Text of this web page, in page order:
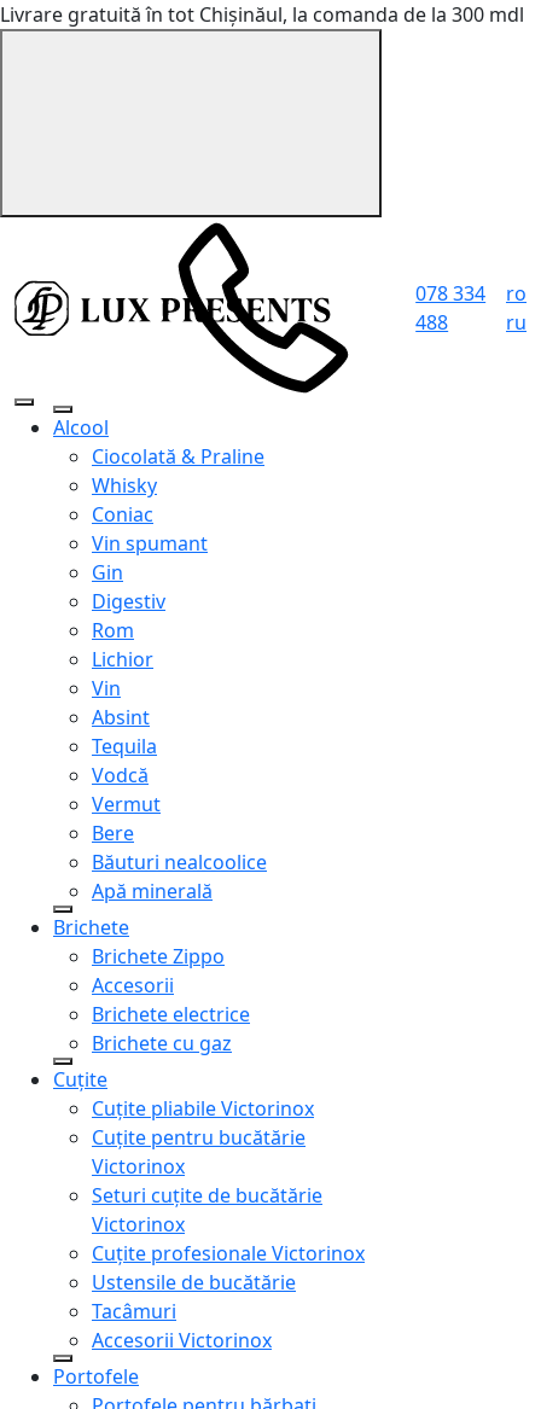
Livrare gratuită în tot Chișinăul, la comanda de la 300 mdl
078 334
488
ro
ru
Alcool
Ciocolată & Praline
Whisky
Coniac
Vin spumant
Gin
Digestiv
Rom
Lichior
Vin
Absint
Tequila
Vodcă
Vermut
Bere
Băuturi nealcoolice
Apă minerală
Brichete
Brichete Zippo
Accesorii
Brichete electrice
Brichete cu gaz
Cuțite
Cuțite pliabile Victorinox
Cuțite pentru bucătărie
Victorinox
Seturi cuțite de bucătărie
Victorinox
Cuțite profesionale Victorinox
Ustensile de bucătărie
Tacâmuri
Accesorii Victorinox
Portofele